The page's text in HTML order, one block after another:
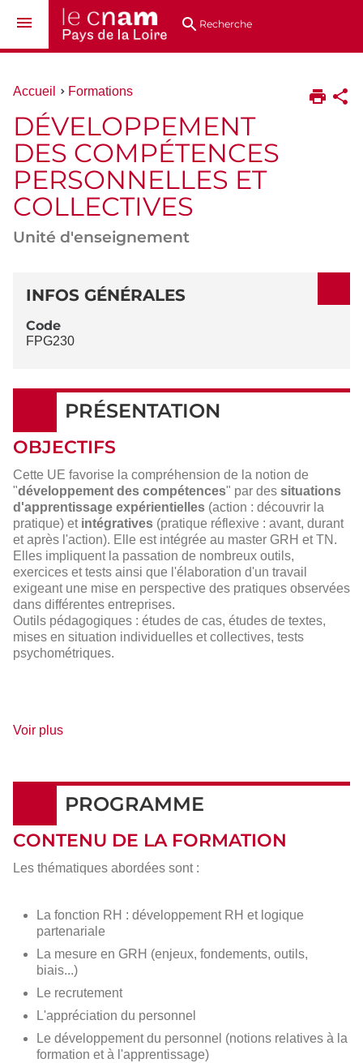
au
directsRecherche
Vous
ici :
Accueil Formations
DÉVELOPPEMENT
DES COMPÉTENCES
PERSONNELLES ET
COLLECTIVES
Unité d'enseignement
DÉTAILS
INFOS GÉNÉRALES
Code
FPG230
PRÉSENTATION
OBJECTIFS
Cette UE favorise la compréhension de la notion de
"développement des compétences" par des situations
d'apprentissage expérientielles (action : découvrir la
pratique) et intégratives (pratique réflexive : avant, durant
et après l'action). Elle est intégrée au master GRH et TN.
Elles impliquent la passation de nombreux outils,
exercices et tests ainsi que l'élaboration d'un travail
exigeant une mise en perspective des pratiques observées
dans différentes entreprises.
Outils pédagogiques : études de cas, études de textes,
mises en situation individuelles et collectives, tests
psychométriques.
Voir plusde
PROGRAMME
CONTENU DE LA FORMATION
Les thématiques abordées sont :
La fonction RH : développement RH et logique
partenariale
La mesure en GRH (enjeux, fondements, outils,
biais...)
Le recrutement
L'appréciation du personnel
Le développement du personnel (notions relatives à la
formation et à l'apprentissage)